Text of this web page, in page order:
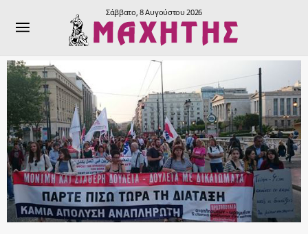
Σάββατο, 8 Αυγούστου 2026